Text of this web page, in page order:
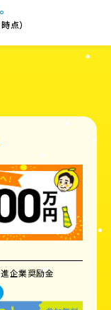
点）
企業奨励金